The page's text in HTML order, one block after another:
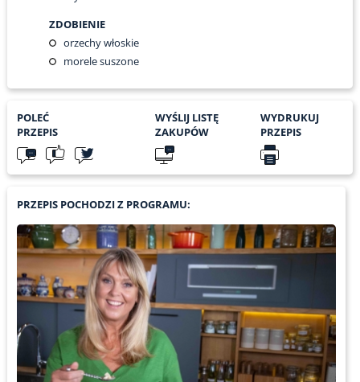
ZDOBIENIE
orzechy włoskie
morele suszone
POLEĆ
PRZEPIS
WYŚLIJ LISTĘ
ZAKUPÓW
WYDRUKUJ
PRZEPIS
PRZEPIS POCHODZI Z PROGRAMU: